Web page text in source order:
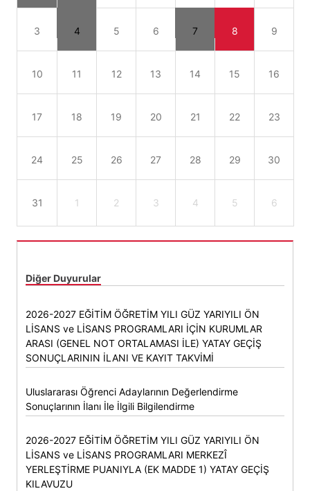
3 4 5 6 7 8 9
10 11 12 13 14 15 16
17 18 19 20 21 22 23
24 25 26 27 28 29 30
31 1 2 3 4 5 6
Diğer Duyurular
2026-2027 EĞİTİM ÖĞRETİM YILI GÜZ YARIYILI ÖN
LİSANS ve LİSANS PROGRAMLARI İÇİN KURUMLAR
ARASI (GENEL NOT ORTALAMASI İLE) YATAY GEÇİŞ
SONUÇLARININ İLANI VE KAYIT TAKVİMİ
Uluslararası Öğrenci Adaylarının Değerlendirme
Sonuçlarının İlanı İle İlgili Bilgilendirme
2026-2027 EĞİTİM ÖĞRETİM YILI GÜZ YARIYILI ÖN
LİSANS ve LİSANS PROGRAMLARI MERKEZÎ
YERLEŞTİRME PUANIYLA (EK MADDE 1) YATAY GEÇİŞ
KILAVUZU